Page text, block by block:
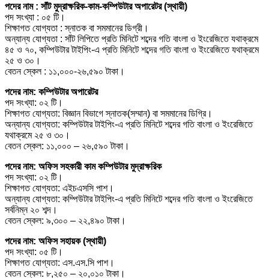
পদের নাম : সাঁট মুদ্রাক্ষরিক-কাম-কম্পিউটার অপারেটর (স্থায়ী)
পদ সংখ্যা : ০৫ টি।
শিক্ষাগত যোগ্যতা : স্নাতক বা সমমানের ডিগ্রী।
অন্যান্য যোগ্যতা : সাঁট লিপিতে প্রতি মিনিটে শব্দের গতি বাংলা ও ইংরেজিতে যথাক্রমে
৪৫ ও ৭০, কম্পিউটার টাইপিং-এ প্রতি মিনিটে শব্দের গতি বাংলা ও ইংরেজিতে যথাক্রমে
২৫ ও ৩০।
বেতন স্কেল : ১১,০০০-২৬,৫৯০ টাকা।
পদের নাম: কম্পিউটার অপারেটর
পদ সংখ্যা: ০২ টি।
শিক্ষাগত যোগ্যতা: বিজ্ঞান বিভাগে স্নাতক(সম্মান) বা সমমানের ডিগ্রি।
অন্যান্য যোগ্যতা: কম্পিউটার টাইপিং-এ প্রতি মিনিটে শব্দের গতি বাংলা ও ইংরেজিতে
যথাক্রমে ২৫ ও ৩০।
বেতন স্কেল: ১১,০০০ – ২৬,৫৯০ টাকা।
পদের নাম: অফিস সহকারী কাম কম্পিউটার মুদ্রাক্ষরিক
পদ সংখ্যা: ০২ টি।
শিক্ষাগত যোগ্যতা: এইচএসসি পাশ।
অন্যান্য যোগ্যতা: কম্পিউটার টাইপিং-এ প্রতি মিনিটে শব্দের গতি বাংলা ও ইংরেজিতে
সর্বনিম্ন ২০ শব্দ।
বেতন স্কেল: ৯,৩০০ – ২২,৪৯০ টাকা।
পদের নাম: অফিস সহায়ক (স্থায়ী)
পদ সংখ্যা: ০৫ টি।
শিক্ষাগত যোগ্যতা: এস.এস.সি পাশ।
বেতন স্কেল: ৮,২৫০ – ২০,০১০ টাকা।